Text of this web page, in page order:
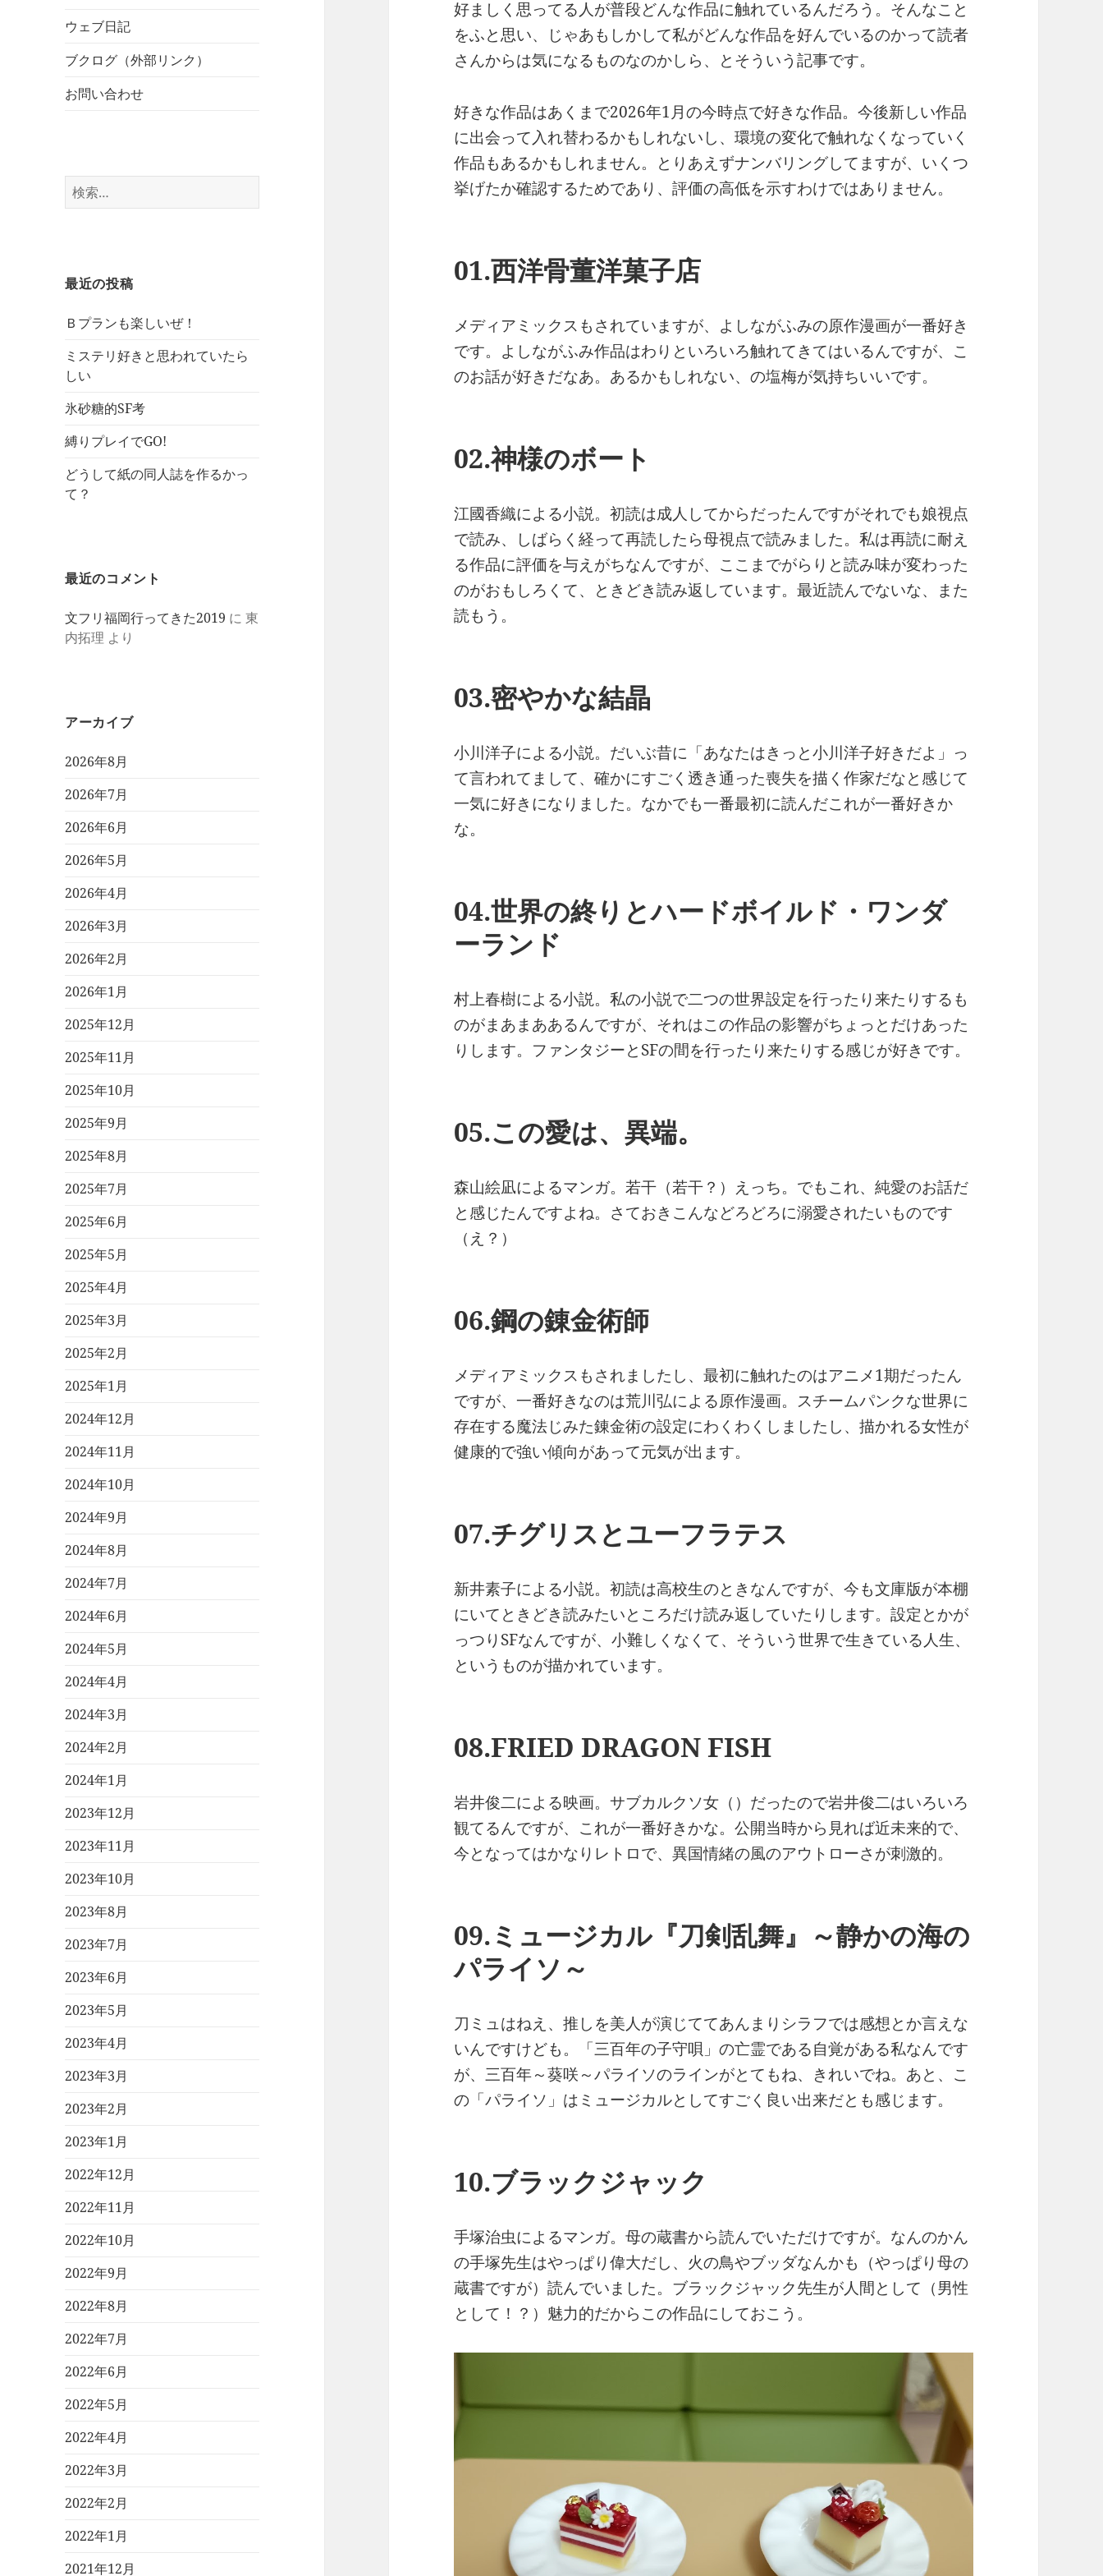
ウェブ日記
ブクログ（外部リンク）
お問い合わせ
検
索:
最近の投稿
Ｂプランも楽しいぜ！
ミステリ好きと思われていたら
しい
氷砂糖的SF考
縛りプレイでGO!
どうして紙の同人誌を作るかっ
て？
最近のコメント
文フリ福岡行ってきた2019 に東
内拓理 より
アーカイブ
2026年8月
2026年7月
2026年6月
2026年5月
2026年4月
2026年3月
2026年2月
2026年1月
2025年12月
2025年11月
2025年10月
2025年9月
2025年8月
2025年7月
2025年6月
2025年5月
2025年4月
2025年3月
2025年2月
2025年1月
2024年12月
2024年11月
2024年10月
2024年9月
2024年8月
2024年7月
2024年6月
2024年5月
2024年4月
2024年3月
2024年2月
2024年1月
2023年12月
2023年11月
2023年10月
2023年8月
2023年7月
2023年6月
2023年5月
2023年4月
2023年3月
2023年2月
2023年1月
2022年12月
2022年11月
2022年10月
2022年9月
2022年8月
2022年7月
2022年6月
2022年5月
2022年4月
2022年3月
2022年2月
2022年1月
2021年12月
好ましく思ってる人が普段どんな作品に触れているんだろう。そんなこと
をふと思い、じゃあもしかして私がどんな作品を好んでいるのかって読者
さんからは気になるものなのかしら、とそういう記事です。
好きな作品はあくまで2026年1月の今時点で好きな作品。今後新しい作品
に出会って入れ替わるかもしれないし、環境の変化で触れなくなっていく
作品もあるかもしれません。とりあえずナンバリングしてますが、いくつ
挙げたか確認するためであり、評価の高低を示すわけではありません。
01.西洋骨董洋菓子店
メディアミックスもされていますが、よしながふみの原作漫画が一番好き
です。よしながふみ作品はわりといろいろ触れてきてはいるんですが、こ
のお話が好きだなあ。あるかもしれない、の塩梅が気持ちいいです。
02.神様のボート
江國香織による小説。初読は成人してからだったんですがそれでも娘視点
で読み、しばらく経って再読したら母視点で読みました。私は再読に耐え
る作品に評価を与えがちなんですが、ここまでがらりと読み味が変わった
のがおもしろくて、ときどき読み返しています。最近読んでないな、また
読もう。
03.密やかな結晶
小川洋子による小説。だいぶ昔に「あなたはきっと小川洋子好きだよ」っ
て言われてまして、確かにすごく透き通った喪失を描く作家だなと感じて
一気に好きになりました。なかでも一番最初に読んだこれが一番好きか
な。
04.世界の終りとハードボイルド・ワンダ
ーランド
村上春樹による小説。私の小説で二つの世界設定を行ったり来たりするも
のがまあまああるんですが、それはこの作品の影響がちょっとだけあった
りします。ファンタジーとSFの間を行ったり来たりする感じが好きです。
05.この愛は、異端。
森山絵凪によるマンガ。若干（若干？）えっち。でもこれ、純愛のお話だ
と感じたんですよね。さておきこんなどろどろに溺愛されたいものです
（え？）
06.鋼の錬金術師
メディアミックスもされましたし、最初に触れたのはアニメ1期だったん
ですが、一番好きなのは荒川弘による原作漫画。スチームパンクな世界に
存在する魔法じみた錬金術の設定にわくわくしましたし、描かれる女性が
健康的で強い傾向があって元気が出ます。
07.チグリスとユーフラテス
新井素子による小説。初読は高校生のときなんですが、今も文庫版が本棚
にいてときどき読みたいところだけ読み返していたりします。設定とかが
っつりSFなんですが、小難しくなくて、そういう世界で生きている人生、
というものが描かれています。
08.FRIED DRAGON FISH
岩井俊二による映画。サブカルクソ女（）だったので岩井俊二はいろいろ
観てるんですが、これが一番好きかな。公開当時から見れば近未来的で、
今となってはかなりレトロで、異国情緒の風のアウトローさが刺激的。
09.ミュージカル『刀剣乱舞』～静かの海の
パライソ～
刀ミュはねえ、推しを美人が演じててあんまりシラフでは感想とか言えな
いんですけども。「三百年の子守唄」の亡霊である自覚がある私なんです
が、三百年～葵咲～パライソのラインがとてもね、きれいでね。あと、こ
の「パライソ」はミュージカルとしてすごく良い出来だとも感じます。
10.ブラックジャック
手塚治虫によるマンガ。母の蔵書から読んでいただけですが。なんのかん
の手塚先生はやっぱり偉大だし、火の鳥やブッダなんかも（やっぱり母の
蔵書ですが）読んでいました。ブラックジャック先生が人間として（男性
として！？）魅力的だからこの作品にしておこう。